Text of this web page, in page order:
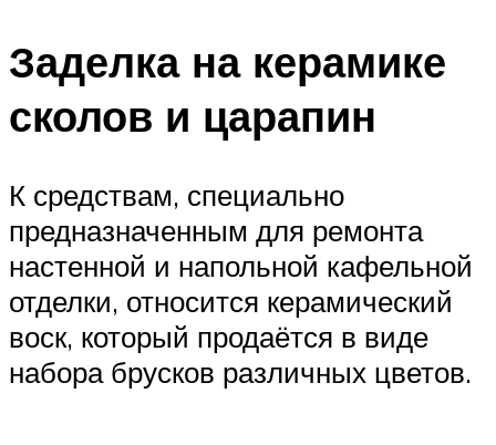
Заделка на керамике
сколов и царапин
К средствам, специально
предназначенным для ремонта
настенной и напольной кафельной
отделки, относится керамический
воск, который продаётся в виде
набора брусков различных цветов.